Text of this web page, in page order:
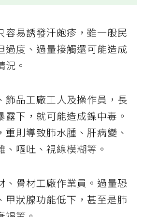
容易誘發汗皰疹，雖一般民
過度、過量接觸還可能造成
。
飾品工廠工人及操作員，長
露下，就可能造成鎳中毒。
重則導致肺水腫、肝病變、
、嘔吐、視線模糊等。
、骨材工廠作業員。過量恐
甲狀腺功能低下，甚至是肺